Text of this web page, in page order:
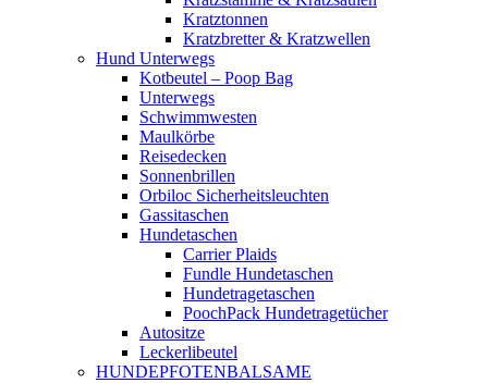
Kratztonnen
Kratzbretter & Kratzwellen
Hund Unterwegs
Kotbeutel – Poop Bag
Unterwegs
Schwimmwesten
Maulkörbe
Reisedecken
Sonnenbrillen
Orbiloc Sicherheitsleuchten
Gassitaschen
Hundetaschen
Carrier Plaids
Fundle Hundetaschen
Hundetragetaschen
PoochPack Hundetragetücher
Autositze
Leckerlibeutel
HUNDEPFOTENBALSAME